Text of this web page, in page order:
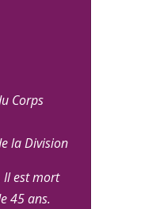
Corps
la Division
Il est mort
45 ans.